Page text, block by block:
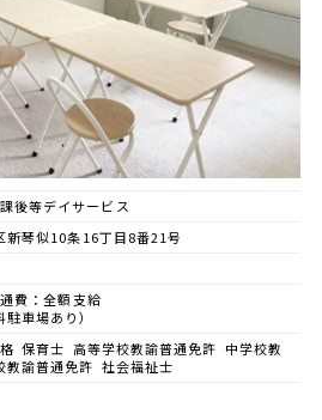
後等デイサービス
新琴似10条16丁目8番21号
費：全額支給
車場あり）
保育士 高等学校教諭普通免許 中学校教
教諭普通免許 社会福祉士